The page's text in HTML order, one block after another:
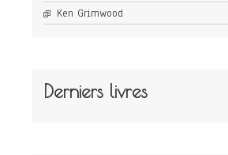
Ken Grimwood
Derniers livres